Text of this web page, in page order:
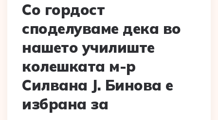
Со гордост
споделуваме дека во
нашето училиште
колешката м-р
Силвана Ј. Бинова е
избрана за